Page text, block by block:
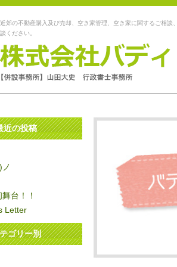
郊の不動産購入及び売却、空き家管理、空き家に関するご相談
ください。
近の投稿
台！！
Letter
ゴリー別